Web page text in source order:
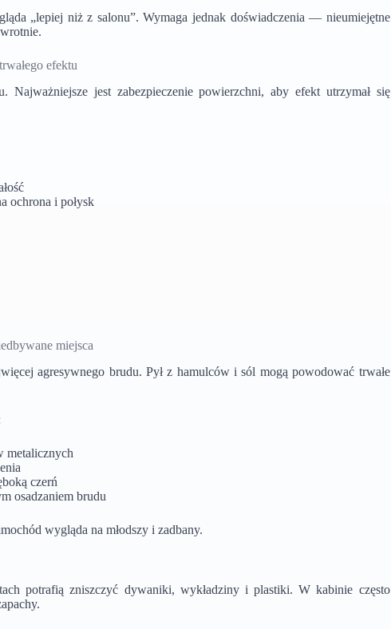
„lepiej niż z salonu”. Wymaga jednak doświadczenia — nieumiejętne
efektu
Najważniejsze jest zabezpieczenie powierzchni, aby efekt utrzymał się
ochrona i połysk
miejsca
agresywnego brudu. Pył z hamulców i sól mogą powodować trwałe
metalicznych
czerń
osadzaniem brudu
wygląda na młodszy i zadbany.
potrafią zniszczyć dywaniki, wykładziny i plastiki. W kabinie często